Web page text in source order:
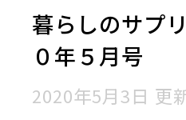
暮らしのサプ
０年５月号
2020年5月3日 更